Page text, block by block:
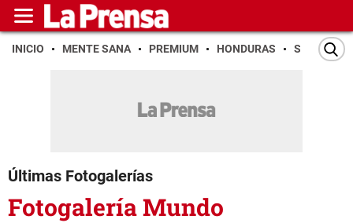
INICIO MENTE SANA PREMIUM HONDURAS SAN PEDRO
Últimas Fotogalerías
Fotogalería Mundo